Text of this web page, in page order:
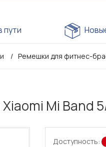
пути
Ремешки для фитнес-
Mi Band
Доступность: